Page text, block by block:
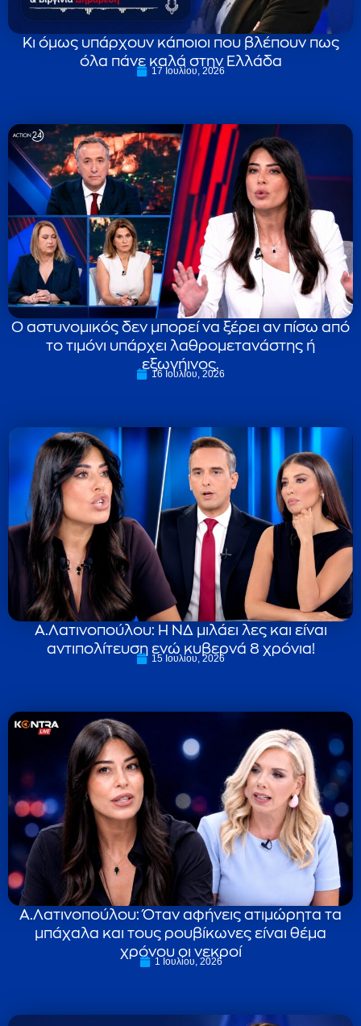
Κι όμως υπάρχουν κάποιοι που βλέπουν πως
όλα πάνε καλά στην Ελλάδα
17 Ιουλίου, 2026
Ο αστυνομικός δεν μπορεί να ξέρει αν πίσω από
το τιμόνι υπάρχει λαθρομετανάστης ή
εξωγήινος.
16 Ιουλίου, 2026
Α.Λατινοπούλου: Η ΝΔ μιλάει λες και είναι
αντιπολίτευση ενώ κυβερνά 8 χρόνια!
15 Ιουλίου, 2026
Α.Λατινοπούλου: Όταν αφήνεις ατιμώρητα τα
μπάχαλα και τους ρουβίκωνες είναι θέμα
χρόνου οι νεκροί
1 Ιουλίου, 2026